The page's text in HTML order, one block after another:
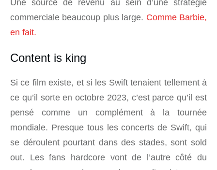
Une source de revenu au sein d’une stratégie
commerciale beaucoup plus large. Comme Barbie,
en fait.
Content is king
Si ce film existe, et si les Swift tenaient tellement à
ce qu’il sorte en octobre 2023, c’est parce qu’il est
pensé comme un complément à la tournée
mondiale. Presque tous les concerts de Swift, qui
se déroulent pourtant dans des stades, sont sold
out. Les fans hardcore vont de l’autre côté du